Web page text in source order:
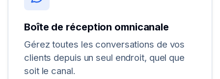
Boîte de réception omnicanale
Gérez toutes les conversations de vos
clients depuis un seul endroit, quel que
soit le canal.